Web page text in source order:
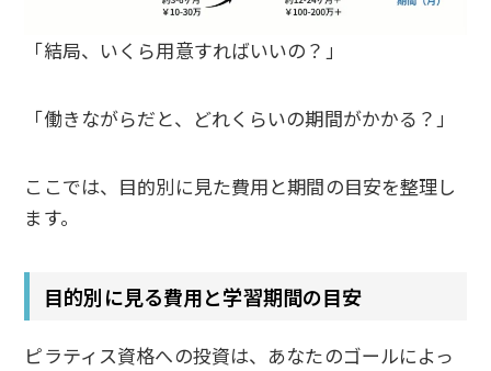
「結局、いくら用意すればいいの？」
「働きながらだと、どれくらいの期間がかかる？」
ここでは、目的別に見た費用と期間の目安を整理し
ます。
目的別に見る費用と学習期間の目安
ピラティス資格への投資は、あなたのゴールによっ